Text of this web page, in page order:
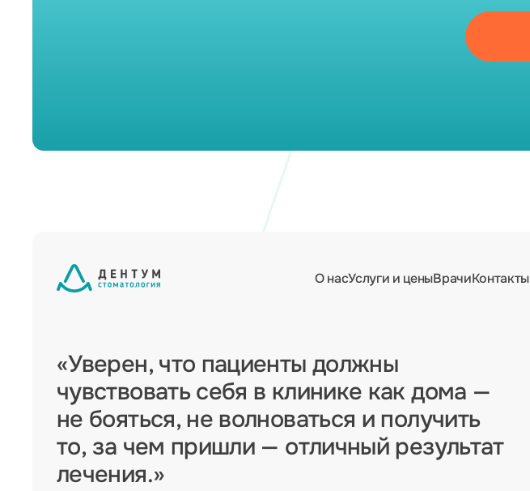
О насУслуги и ценыВрачиКонтакты
«Уверен, что пациенты должны
чувствовать себя в клинике как дома —
не бояться, не волноваться и получить
то, за чем пришли — отличный результат
лечения.»